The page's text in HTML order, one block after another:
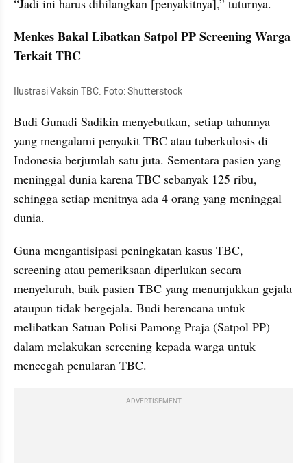
Menkes Bakal Libatkan Satpol PP Screening Warga
Terkait TBC
Ilustrasi Vaksin TBC. Foto: Shutterstock
Budi Gunadi Sadikin menyebutkan, setiap tahunnya
yang mengalami penyakit TBC atau tuberkulosis di
Indonesia berjumlah satu juta. Sementara pasien yang
meninggal dunia karena TBC sebanyak 125 ribu,
sehingga setiap menitnya ada 4 orang yang meninggal
dunia.
Guna mengantisipasi peningkatan kasus TBC,
screening atau pemeriksaan diperlukan secara
menyeluruh, baik pasien TBC yang menunjukkan gejala
ataupun tidak bergejala. Budi berencana untuk
melibatkan Satuan Polisi Pamong Praja (Satpol PP)
dalam melakukan screening kepada warga untuk
mencegah penularan TBC.
ADVERTISEMENT